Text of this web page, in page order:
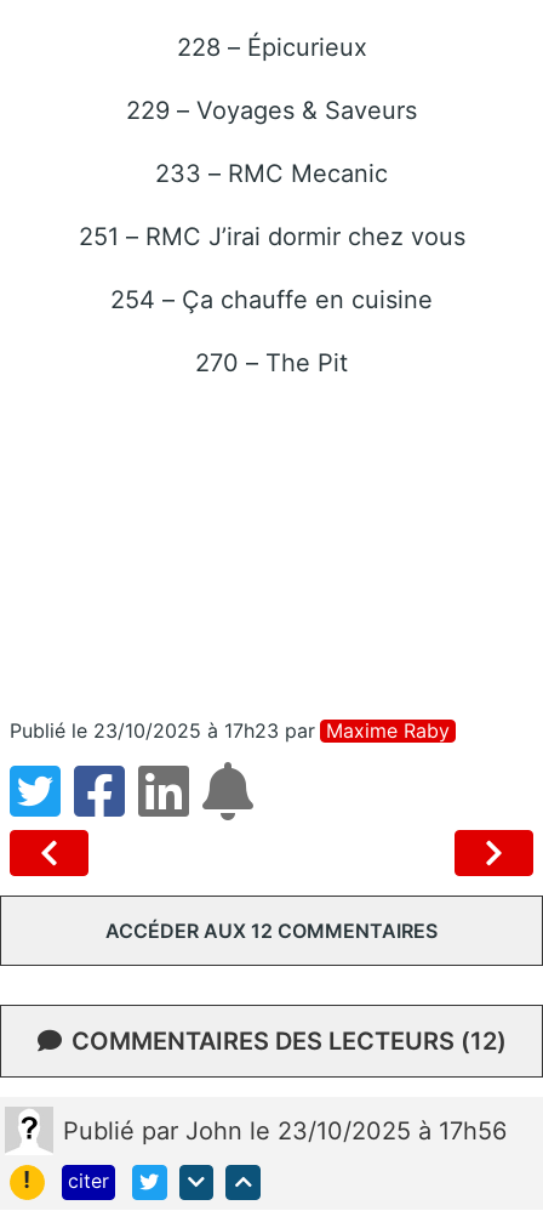
228 – Épicurieux
229 – Voyages & Saveurs
233 – RMC Mecanic
251 – RMC J’irai dormir chez vous
254 – Ça chauffe en cuisine
270 – The Pit
Publié le 23/10/2025 à 17h23 par Maxime Raby
ACCÉDER AUX 12 COMMENTAIRES
COMMENTAIRES DES LECTEURS (12)
Publié par John le 23/10/2025 à 17h56
!
citer